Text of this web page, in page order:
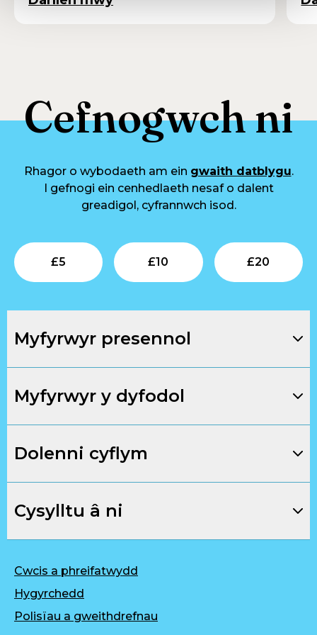
Cefnogwch ni
Rhagor o wybodaeth am ein gwaith datblygu.
I gefnogi ein cenhedlaeth nesaf o dalent
greadigol, cyfrannwch isod.
£5
Submit
£10
Submit
£20
Myfyrwyr presennol
Myfyrwyr y dyfodol
Dolenni cyflym
Cysylltu â ni
Cwcis a phreifatwydd
Hygyrchedd
Polisïau a gweithdrefnau